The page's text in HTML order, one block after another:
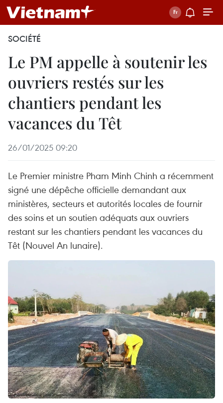
SOCIÉTÉ
Le PM appelle à soutenir les
ouvriers restés sur les
chantiers pendant les
vacances du Têt
26/01/2025 09:20
Le Premier ministre Pham Minh Chinh a récemment
signé une dépêche officielle demandant aux
ministères, secteurs et autorités locales de fournir
des soins et un soutien adéquats aux ouvriers
restant sur les chantiers pendant les vacances du
Têt (Nouvel An lunaire).